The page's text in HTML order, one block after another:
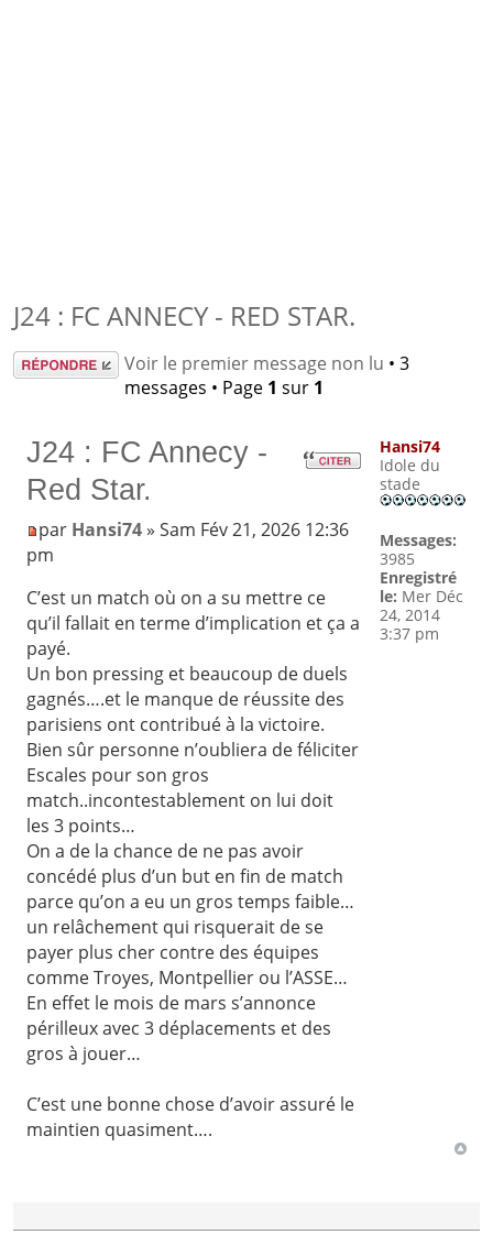
J24 : FC ANNECY - RED STAR.
Répondre Voir le premier message non lu • 3
messages • Page 1 sur 1
J24 : FC Annecy -
Red Star.
par Hansi74» Sam Fév 21, 2026 12:36
pm
C’est un match où on a su mettre ce
qu’il fallait en terme d’implication et ça a
payé.
Un bon pressing et beaucoup de duels
gagnés….et le manque de réussite des
parisiens ont contribué à la victoire.
Bien sûr personne n’oubliera de féliciter
Escales pour son gros
match..incontestablement on lui doit
les 3 points…
On a de la chance de ne pas avoir
concédé plus d’un but en fin de match
parce qu’on a eu un gros temps faible…
un relâchement qui risquerait de se
payer plus cher contre des équipes
comme Troyes, Montpellier ou l’ASSE…
En effet le mois de mars s’annonce
périlleux avec 3 déplacements et des
gros à jouer…
C’est une bonne chose d’avoir assuré le
maintien quasiment….
Hansi74
Idole du
stade
Messages:
3985
Enregistré
le: Mer Déc
24, 2014
3:37 pm